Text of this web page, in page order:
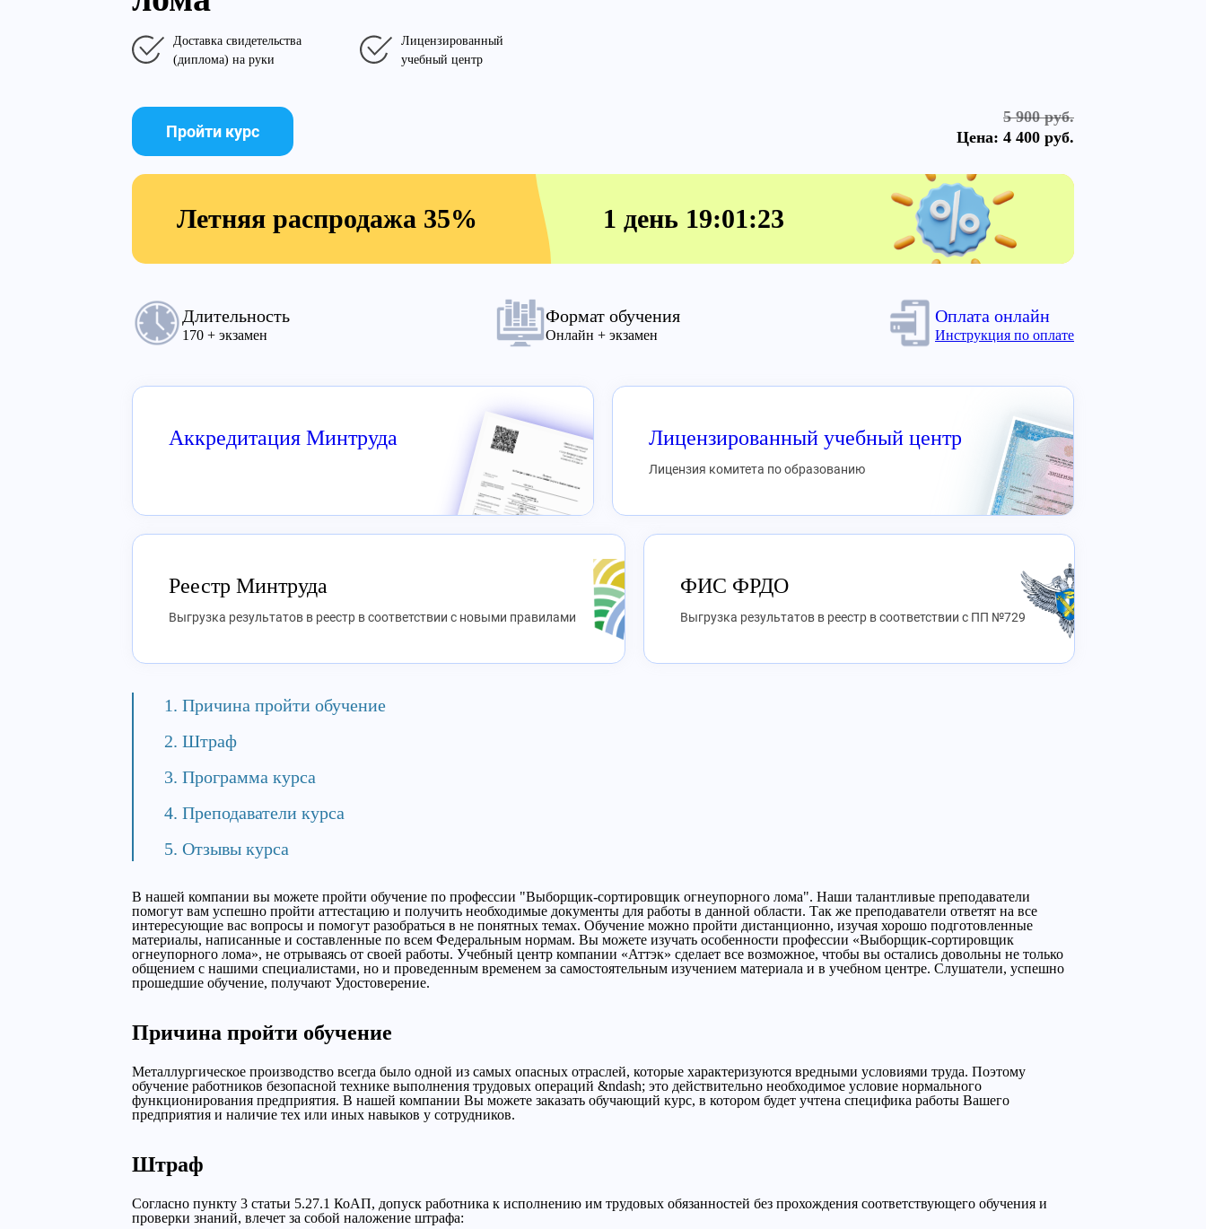
Доставка свидетельства
(диплома) на руки
Лицензированный
учебный центр
5 900 руб.
Цена: 4 400 руб.
Пройти курс
Летняя распродажа 35% 1 день 19:01:22
Длительность
170 + экзамен
Формат обучения
Онлайн + экзамен
Оплата онлайн
Инструкция по оплате
Аккредитация Минтруда Лицензированный учебный центр
Лицензия комитета по образованию
Реестр Минтруда
Выгрузка результатов в реестр в соответствии с новыми правилами
ФИС ФРДО
Выгрузка результатов в реестр в соответствии с ПП №729
Причина пройти обучение
Штраф
Программа курса
Преподаватели курса
Отзывы курса
В нашей компании вы можете пройти обучение по профессии "Выборщик-сортировщик огнеупорного лома". Наши талантливые преподаватели
помогут вам успешно пройти аттестацию и получить необходимые документы для работы в данной области. Так же преподаватели ответят на все
интересующие вас вопросы и помогут разобраться в не понятных темах. Обучение можно пройти дистанционно, изучая хорошо подготовленные
материалы, написанные и составленные по всем Федеральным нормам. Вы можете изучать особенности профессии «Выборщик-сортировщик
огнеупорного лома», не отрываясь от своей работы. Учебный центр компании «Аттэк» сделает все возможное, чтобы вы остались довольны не только
общением с нашими специалистами, но и проведенным временем за самостоятельным изучением материала и в учебном центре. Слушатели, успешно
прошедшие обучение, получают Удостоверение.
Причина пройти обучение
Металлургическое производство всегда было одной из самых опасных отраслей, которые характеризуются вредными условиями труда. Поэтому
обучение работников безопасной технике выполнения трудовых операций &ndash; это действительно необходимое условие нормального
функционирования предприятия. В нашей компании Вы можете заказать обучающий курс, в котором будет учтена специфика работы Вашего
предприятия и наличие тех или иных навыков у сотрудников.
Штраф
Согласно пункту 3 статьи 5.27.1 КоАП, допуск работника к исполнению им трудовых обязанностей без прохождения соответствующего обучения и
проверки знаний, влечет за собой наложение штрафа: